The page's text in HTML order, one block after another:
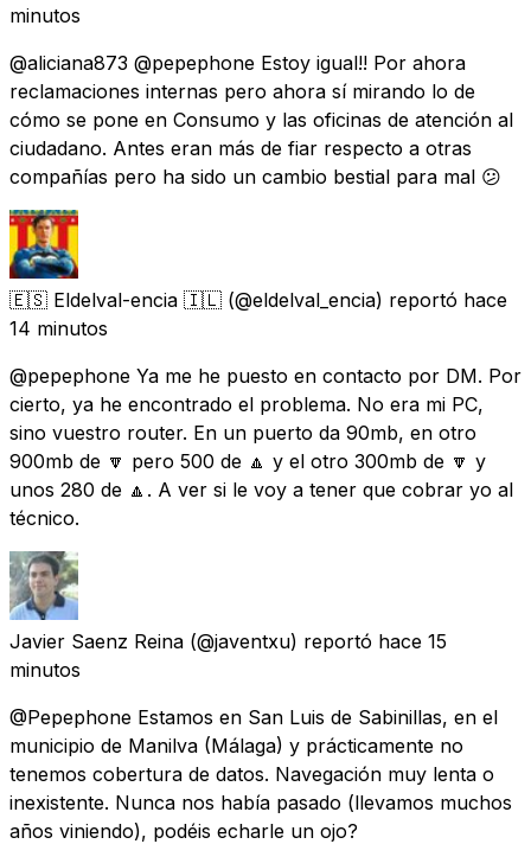
minutos
@aliciana873 @pepephone Estoy igual!! Por ahora
reclamaciones internas pero ahora sí mirando lo de
cómo se pone en Consumo y las oficinas de atención al
ciudadano. Antes eran más de fiar respecto a otras
compañías pero ha sido un cambio bestial para mal 😕
🇪🇸 Eldelval-encia 🇮🇱 (@eldelval_encia) reportó hace
14 minutos
@pepephone Ya me he puesto en contacto por DM. Por
cierto, ya he encontrado el problema. No era mi PC,
sino vuestro router. En un puerto da 90mb, en otro
900mb de 🔽 pero 500 de 🔼 y el otro 300mb de 🔽 y
unos 280 de 🔼. A ver si le voy a tener que cobrar yo al
técnico.
Javier Saenz Reina (@javentxu) reportó hace 15
minutos
@Pepephone Estamos en San Luis de Sabinillas, en el
municipio de Manilva (Málaga) y prácticamente no
tenemos cobertura de datos. Navegación muy lenta o
inexistente. Nunca nos había pasado (llevamos muchos
años viniendo), podéis echarle un ojo?